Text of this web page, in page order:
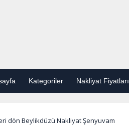
Kategoriler Nakliyat Fiyatları
dön Beylikdüzü Nakliyat Şenyuvam